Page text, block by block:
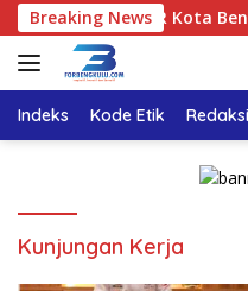
Langsung
ke
konten
Breaking News
Dinas PUPR Kota
Indeks Kode Etik Redaksi
Kunjungan Kerja